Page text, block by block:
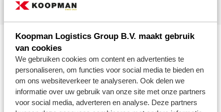
Koopman Logistics Group B.V. maakt gebruik
van cookies
We gebruiken cookies om content en advertenties te
personaliseren, om functies voor social media te bieden en
om ons websiteverkeer te analyseren. Ook delen we
informatie over uw gebruik van onze site met onze partners
voor social media, adverteren en analyse. Deze partners